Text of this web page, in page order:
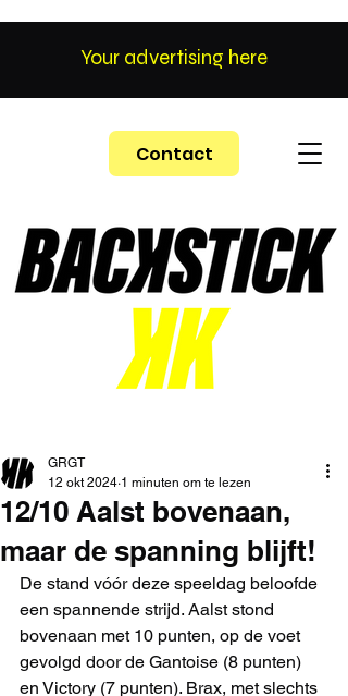
Contact
Your advertising here
12/10 Aalst bovenaan,
maar de spanning blijft!
GRGT
12 okt 2024 1 minuten om te lezen
De stand vóór deze speeldag beloofde
een spannende strijd. Aalst stond
bovenaan met 10 punten, op de voet
gevolgd door de Gantoise (8 punten)
en Victory (7 punten). Brax, met slechts